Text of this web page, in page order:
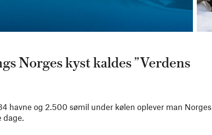
Norges kyst kaldes ”Verdens
havne og 2.500 sømil under kølen oplever man Norges
dage.